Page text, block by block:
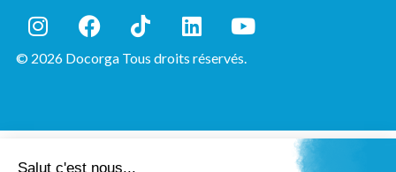
Salut c'est nous...
© 2026 Docorga Tous droits réservés.